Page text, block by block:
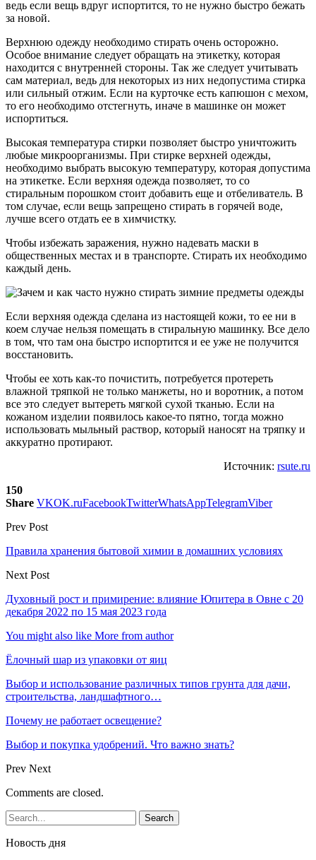
ведь если вещь вдруг испортится, то не нужно быстро бежать
за новой.
Верхнюю одежду необходимо стирать очень осторожно.
Особое внимание следует обращать на этикетку, которая
находится с внутренней стороны. Так же следует учитывать
сам материал, ведь для некоторых из них недопустима стирка
или сильный отжим. Если на курточке есть капюшон с мехом,
то его необходимо отстегнуть, иначе в машинке он может
испортиться.
Высокая температура стирки позволяет быстро уничтожить
любые микроорганизмы. При стирке верхней одежды,
необходимо выбрать высокую температуру, которая допустима
на этикетке. Если верхняя одежда позволяет, то со
стиральным порошком стоит добавить еще и отбеливатель. В
том случае, если вещь запрещено стирать в горячей воде,
лучше всего отдать ее в химчистку.
Чтобы избежать заражения, нужно надевать маски в
общественных местах и в транспорте. Стирать их необходимо
каждый день.
Если верхняя одежда сделана из настоящей кожи, то ее ни в
коем случае нельзя помещать в стиральную машинку. Все дело
в том, что там она быстро испортится и ее уже не получится
восстановить.
Чтобы ее хоть как-то почистить, потребуется протереть
влажной тряпкой не только манжеты, но и воротник, а потом
все это следует вытереть мягкой сухой тканью. Если на
кожаном изделии появилось какое-то пятно, тогда можно
использовать мыльный раствор, который наносят на тряпку и
аккуратно протирают.
Источник: rsute.ru
150
Share VKOK.ruFacebookTwitterWhatsAppTelegramViber
Prev Post
Правила хранения бытовой химии в домашних условиях
Next Post
Духовный рост и примирение: влияние Юпитера в Овне с 20
декабря 2022 по 15 мая 2023 года
You might also like More from author
Ёлочный шар из упаковки от яиц
Выбор и использование различных типов грунта для дачи,
строительства, ландшафтного…
Почему не работает освещение?
Выбор и покупка удобрений. Что важно знать?
Prev Next
Comments are closed.
Новость дня